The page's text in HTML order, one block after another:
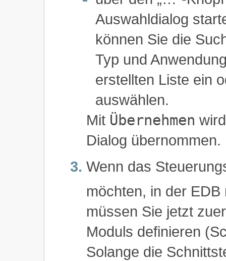
Auswahldialog
können Sie die
Typ und
erstellten Liste ein
auswählen.
Mit Übernehmen
Dialog übernommen.
Wenn das
möchten, in der
müssen Sie jetzt
Moduls definieren
Solange die